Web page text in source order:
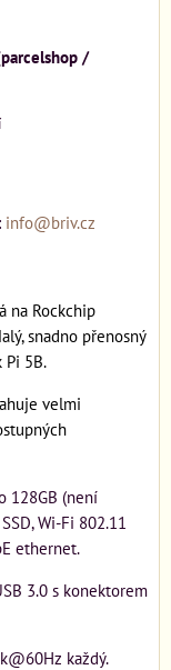
/
info@briv.cz
na Rockchip
snadno přenosný
Pi 5B.
velmi
128GB (není
Wi-Fi 802.11
ethernet.
3.0 s konektorem
každý.